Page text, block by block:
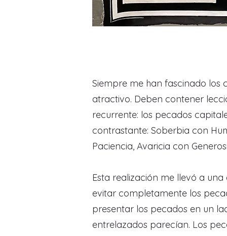
Siempre me han fascinado los
atractivo. Deben contener
recurrente: los pecados
contrastante: Soberbia con
Paciencia, Avaricia con
Esta realización me llevó a
evitar completamente los
presentar los pecados en un
entrelazados parecían. Los